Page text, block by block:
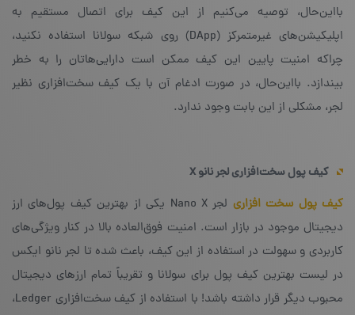
بااین‌حال، توصیه می‌کنیم از این کیف برای اتصال مستقیم به
اپلیکیشن‌های غیرمتمرکز (DApp) روی شبکه‌ سولانا استفاده نکنید،
چراکه امنیت پایین این کیف ممکن است دارایی‌ها‌تان را به خطر
بیندازد. بااین‌حال، در صورت ادغام آن با یک کیف سخت‌افزاری نظیر
لجر، مشکلی از این بابت وجود ندارد.
کیف پول سخت‌افزاری لجر نانوX
کیف پول سخت افزاری
لجر Nano X یکی از بهترین کیف پول‌های ارز
دیجیتال موجود در بازار است. امنیت فوق‌العاده بالا در کنار ویژگی‌های
کاربردی و سهولت در استفاده از این کیف، باعث شده تا لجر نانو ایکس
در لیست بهترین کیف پول برای سولانا و تقریباً تمام ارزهای دیجیتال
محبوب دیگر قرار داشته باشد! با استفاده از کیف سخت‌افزاری Ledger،